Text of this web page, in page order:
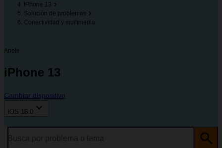
iPhone 13
Solución de problemas
Conectividad y multimedia
Apple
iPhone 13
Cambiar dispositivo
iOS 16.0